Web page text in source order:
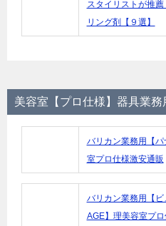
スタイリストが推
リング剤【９選】
美容室【プロ仕様】器具業務
バリカン業務用【
室プロ仕様激安通販
バリカン業務用【
AGE】理美容室プ